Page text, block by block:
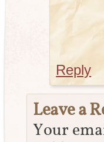
Reply
Leave a
Your